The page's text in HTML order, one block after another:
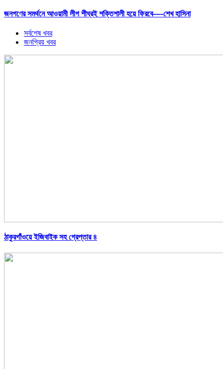
জনগণের সমর্থনে আওয়ামী লীগ শীঘ্রই শক্তিশালী হয়ে ফিরবে—-শেখ হাসিনা
সর্বশেষ খবর
জনপ্রিয় খবর
ঠাকুরগাঁওয়ে ইজিবাইক সহ গ্রেপ্তার ৪